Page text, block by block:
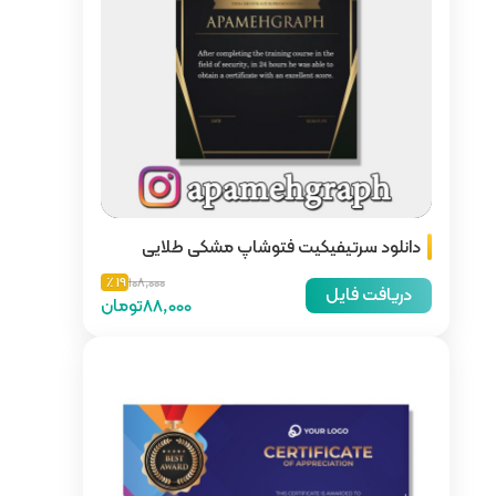
مشکی طلایی
108,00019 ٪
88,000تومان